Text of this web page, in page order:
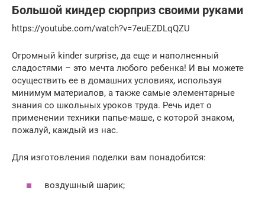
Большой киндер сюрприз своими руками
https://youtube.com/watch?v=7euEZDLqQZU
Огромный kinder surprise, да еще и наполненный
сладостями – это мечта любого ребенка! И вы можете
осуществить ее в домашних условиях, используя
минимум материалов, а также самые элементарные
знания со школьных уроков труда. Речь идет о
применении техники папье-маше, с которой знаком,
пожалуй, каждый из нас.
Для изготовления поделки вам понадобится:
воздушный шарик;